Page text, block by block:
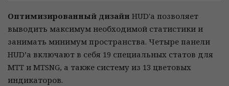
Оптимизированный дизайн HUD'а позволяет
выводить максимум необходимой статистики и
занимать минимум пространства. Четыре панели
HUD’а включают в себя 19 специальных статов для
MTT и MTSNG, а также систему из 13 цветовых
индикаторов.